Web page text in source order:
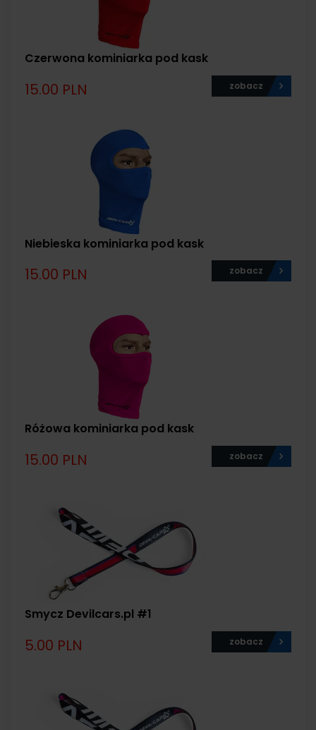
Czerwona kominiarka pod kask
15.00 PLN zobacz
Niebieska kominiarka pod kask
15.00 PLN zobacz
Różowa kominiarka pod kask
15.00 PLN zobacz
Smycz Devilcars.pl #1
5.00 PLN zobacz